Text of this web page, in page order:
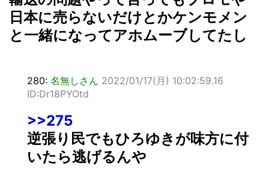
日本に売らないだけとかケンモメン
と一緒になってアホムーブしてたし
280: 名無しさん 2022/01/17(月) 10:02:59.16
ID:Dr18PYOtd
>>275
逆張り民でもひろゆきが味方に付
いたら逃げるんや